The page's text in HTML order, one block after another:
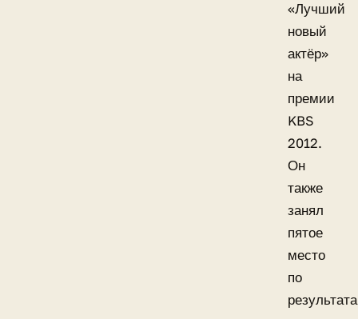
«Лучший
новый
актёр»
на
премии
KBS
2012.
Он
также
занял
пятое
место
по